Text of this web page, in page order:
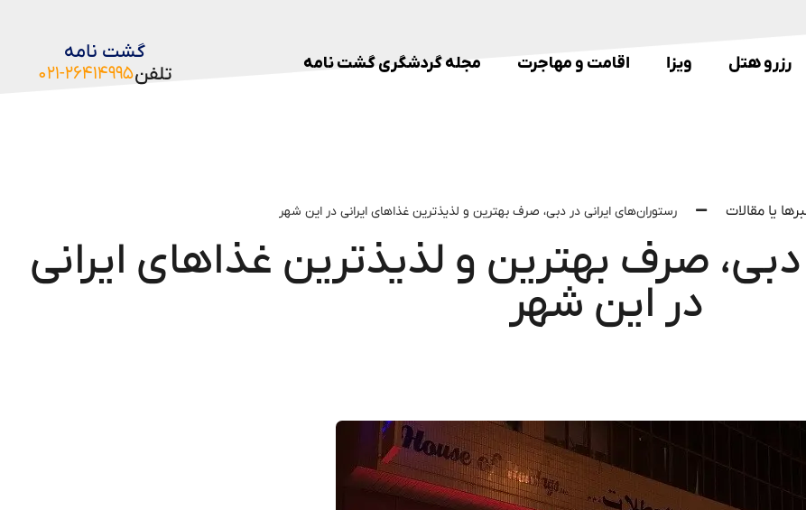
رزرو هتل ویزا اقامت و مهاجرت مجله گردشگری گشت نامه
گشت نامه
تلفن۰۲۱-۲۶۴۱۴۹۹۵
یا مقالات رستوران‌های ایرانی در دبی، صرف بهترین و لذیذترین غذاهای ایرانی در این شهر
دبی، صرف بهترین و لذیذترین غذاهای ایرانی
در این شهر